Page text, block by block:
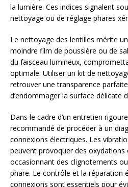
la lumière. Ces indices signalent
nettoyage ou de réglage phares
Le nettoyage des lentilles mérite
moindre film de poussière ou de
du faisceau lumineux,
optimale. Utiliser un kit de
retrouver une transparence
d’endommager la surface délicate
Dans le cadre d’un entretien
recommandé de procéder à un
connexions électriques. Les
peuvent provoquer des oxydations
occasionnant des clignotements
phare. Le contrôle et la réparation
connexions sont essentiels pour